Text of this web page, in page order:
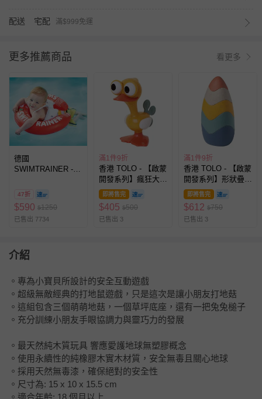
配送 宅配 滿$999免運
更多推薦商品 看更多
德國
SWIMTRAINER -
司貨 紅色泳圈-適用
3m-4y [6-18kg]
47折
$590 $1250
已售出 7734
滿1件9折
香港 TOLO - 【啟蒙
開發系列】瘋狂大眼
鳥 啟蒙開發玩具
即將售完
$405 $500
已售出 3
滿1件9折
香港 TOLO - 【啟蒙
開發系列】形狀疊疊
蛋 啟蒙開發玩具
即將售完
$612 $750
已售出 3
介紹
。專為小寶貝所設計的安全互動遊戲
。超級無敵經典的打地鼠遊戲，只是這次是讓小朋友打地菇
。這組包含三個萌萌地菇，一個草坪底座，還有一把兔兔槌子
。充分訓練小朋友手眼協調力與靈巧力的發展
。最天然純木質玩具 響應愛護地球無塑膠概念
。使用永續性的純橡膠木實木材質，安全無毒且關心地球
。採用天然無毒漆，確保絕對的安全性
。尺寸為: 15 x 10 x 15.5 cm
。適合年齡: 18 個月以上